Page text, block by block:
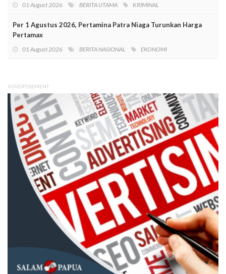
01 August 2026 BERITA UTAMA KRIMINAL
Per 1 Agustus 2026, Pertamina Patra Niaga Turunkan Harga
Pertamax
01 August 2026 BERITA NASIONAL EKONOMI
ADVERTISEMENT